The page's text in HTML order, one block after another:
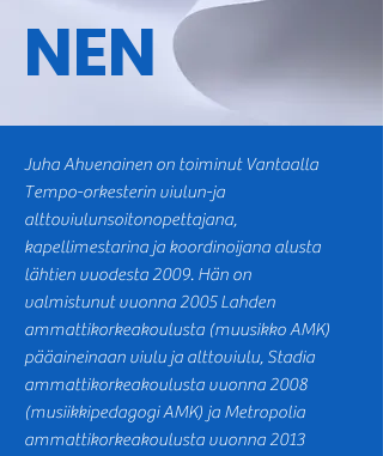
NEN
Juha Ahvenainen on toiminut Vantaalla
Tempo-orkesterin viulun-ja
alttoviulunsoitonopettajana,
kapellimestarina ja koordinoijana alusta
lähtien vuodesta 2009. Hän on
valmistunut vuonna 2005 Lahden
ammattikorkeakoulusta (muusikko AMK)
pääaineinaan viulu ja alttoviulu, Stadia
ammattikorkeakoulusta vuonna 2008
(musiikkipedagogi AMK) ja Metropolia
ammattikorkeakoulusta vuonna 2013